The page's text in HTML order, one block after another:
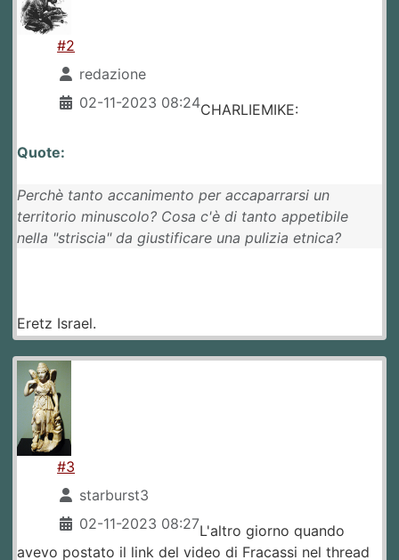
#2
redazione
02-11-2023 08:24CHARLIEMIKE:
Quote:
Perchè tanto accanimento per accaparrarsi un
territorio minuscolo? Cosa c'è di tanto appetibile
nella "striscia" da giustificare una pulizia etnica?
Eretz Israel.
#3
starburst3
02-11-2023 08:27L'altro giorno quando
avevo postato il link del video di Fracassi nel thread